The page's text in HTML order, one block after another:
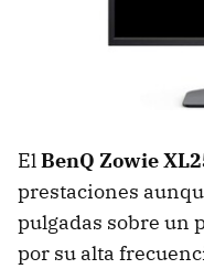
ElBenQ Zowie
prestaciones
pulgadas sobre un
por su alta